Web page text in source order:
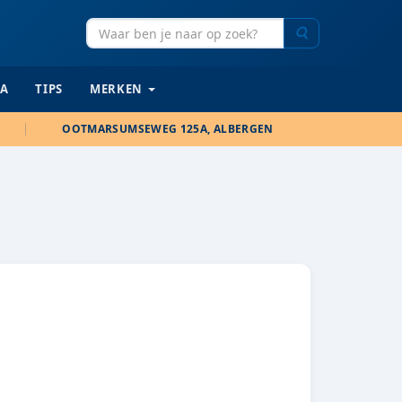
TIPS MERKEN
OOTMARSUMSEWEG 125A, ALBERGEN